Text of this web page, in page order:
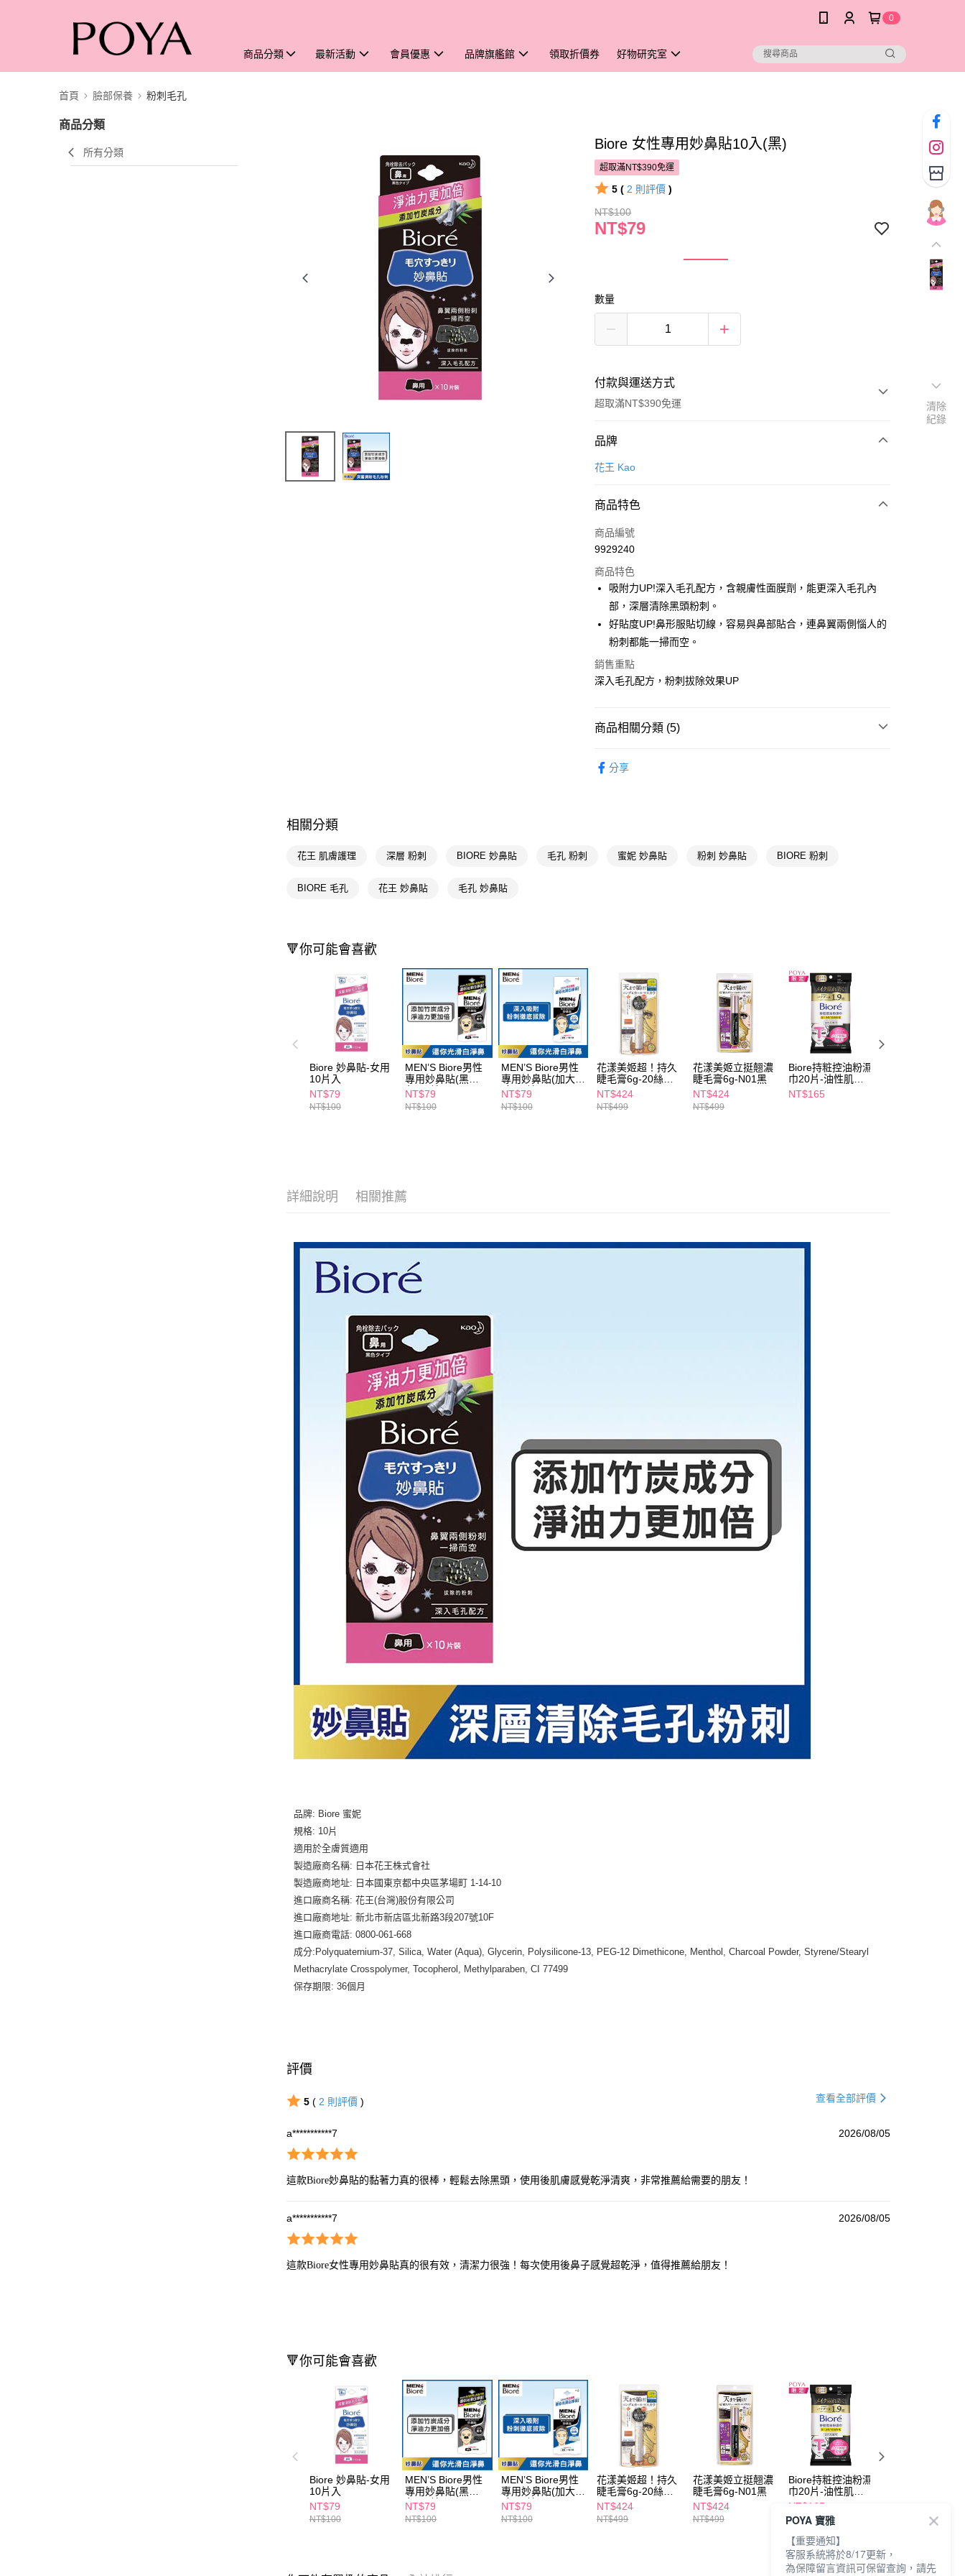
0
商品分類 最新活動 會員優惠 品牌旗艦館 領取折價券 好物研究室
首頁 臉部保養 粉刺毛孔
商品分類
所有分類
Biore 女性專用妙鼻貼10入(黑)
超取滿NT$390免運
5 ( 2 則評價 )
NT$100
NT$79
數量
付款與運送方式
超取滿NT$390免運
付款方式
POYA支付
LINE Pay
Apple Pay
街口支付
悠遊付
AFTEE先享後付
AFTEE先享後付是「在收到商品之後才付款」的支付方式。 讓您購物簡單
便利好安心！
２．便利：只要手機號碼，簡訊認證，即可結帳。
３．安心：先確認商品／服務後，再付款。
３．收到繳費通知簡訊後14天內，點擊此簡訊中的連結，可透過四大超商
１．透過由恩沛科技股份有限公司提供之「AFTEE先享後付」服務完成之
交易，需依本服務之必要範圍內提供個人資料，並將交易相關給付款項請
求債權轉讓予恩沛科技股份有限公司。
２．關於個人資料處理事宜，請瀏覽以下網址：
https://aftee.tw/terms/#terms3
３．未成年的使用者請事先徵得法定代理人或監護人之同意方可使用
任。
４．使用「AFTEE先享後付」時，將依據個別帳號之用戶狀況，依本公司
即時審查核予不同之上限額度；若仍有額度不足之情形，本公司將視審查
結果請求用戶進行身份認證。
即享券
運送方式
每筆NT$65，滿NT$390(含以上)免運費
7-11取貨付款
每筆NT$65，滿NT$490(含以上)免運費
付款後7-11取貨
每筆NT$65，滿NT$490(含以上)免運費
宅配(本島)
每筆NT$100，滿NT$790(含以上)免運費
品牌
花王 Kao
商品特色
商品編號
9929240
商品特色
吸附力UP!深入毛孔配方，含親膚性面膜劑，能更深入毛孔內
部，深層清除黑頭粉刺。
好貼度UP!鼻形服貼切線，容易與鼻部貼合，連鼻翼兩側惱人的
粉刺都能一掃而空。
銷售重點
深入毛孔配方，粉刺拔除效果UP
商品相關分類 (5)
分享
相關分類
花王 肌膚護理 深層 粉刺 BIORE 妙鼻貼 毛孔 粉刺 蜜妮 妙鼻貼 粉刺 妙鼻貼 BIORE 粉刺
BIORE 毛孔 花王 妙鼻貼 毛孔 妙鼻貼
🔻你可能會喜歡
Biore 妙鼻貼-女用
10片入
NT$79
NT$100
MEN’S Biore男性
專用妙鼻貼(黑
色)10片
NT$79
NT$100
MEN’S Biore男性
專用妙鼻貼(加大尺
寸)10片
NT$79
NT$100
花漾美姬超！持久
睫毛膏6g-20絲緞
黑
NT$424
NT$499
花漾美姬立挺翹濃
睫毛膏6g-N01黑
NT$424
NT$499
Biore持粧控油粉濕
巾20片-油性肌專
用
NT$165
詳細說明 相關推薦
品牌: Biore 蜜妮
規格: 10片
適用於全膚質適用
製造廠商名稱: 日本花王株式會社
製造廠商地址: 日本國東京都中央區茅場町 1-14-10
進口廠商名稱: 花王(台灣)股份有限公司
進口廠商地址: 新北市新店區北新路3段207號10F
進口廠商電話: 0800-061-668
成分:Polyquaternium-37, Silica, Water (Aqua), Glycerin, Polysilicone-13, PEG-12 Dimethicone, Menthol, Charcoal Powder, Styrene/Stearyl
Methacrylate Crosspolymer, Tocopherol, Methylparaben, CI 77499
保存期限: 36個月
評價
5( 2 則評價 ) 查看全部評價
a***********7 2026/08/05
這款Biore妙鼻貼的黏著力真的很棒，輕鬆去除黑頭，使用後肌膚感覺乾淨清爽，非常推薦給需要的朋友！
a***********7 2026/08/05
這款Biore女性專用妙鼻貼真的很有效，清潔力很強！每次使用後鼻子感覺超乾淨，值得推薦給朋友！
🔻你可能會喜歡
Biore 妙鼻貼-女用
10片入
NT$79
NT$100
MEN’S Biore男性
專用妙鼻貼(黑
色)10片
NT$79
NT$100
MEN’S Biore男性
專用妙鼻貼(加大尺
寸)10片
NT$79
NT$100
花漾美姬超！持久
睫毛膏6g-20絲緞
黑
NT$424
NT$499
花漾美姬立挺翹濃
睫毛膏6g-N01黑
NT$424
NT$499
Biore持粧控油粉濕
巾20片-油性肌專
用
NT$165
清除
紀錄
POYA 寶雅
【重要通知】
客服系統將於8/17更新，
為保障留言資訊可保留查詢，請先